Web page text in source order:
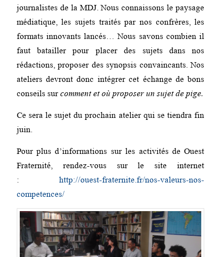
journalistes de la MDJ. Nous connaissons le paysage
médiatique, les sujets traités par nos confrères, les
formats innovants lancés… Nous savons combien il
faut batailler pour placer des sujets dans nos
rédactions, proposer des synopsis convaincants. Nos
ateliers devront donc intégrer cet échange de bons
conseils sur comment et où proposer un sujet de pige.
Ce sera le sujet du prochain atelier qui se tiendra fin
juin.
Pour plus d’informations sur les activités de Ouest
Fraternité, rendez-vous sur le site internet
:http://ouest-fraternite.fr/nos-valeurs-nos-
competences/